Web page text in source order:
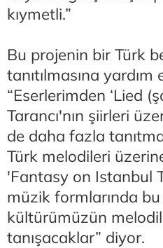
kıymetli.”
Bu projenin bir Türk
tanıtılmasına
“Eserlerimden ‘Lied
Tarancı'nın şiirleri
de daha fazla
Türk melodileri
'Fantasy on Istanbul
müzik formlarında
kültürümüzün
tanışacaklar” diyor.